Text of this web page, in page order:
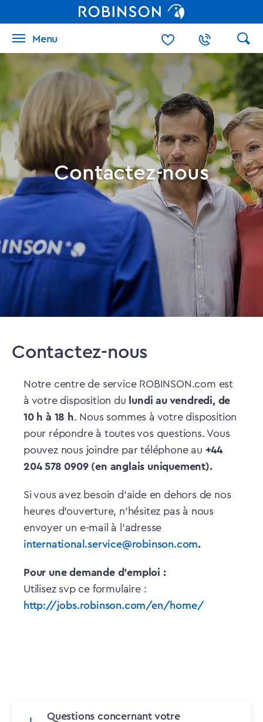
Menu
Contactez-nous
Contactez-nous
Notre centre de service ROBINSON.com est
à votre disposition du
lundi au vendredi, de
10 h à 18 h. Nous sommes à votre disposition
pour répondre à toutes vos questions. Vous
pouvez nous joindre par téléphone au +44
204 578 0909 (en anglais uniquement).
Si vous avez besoin d'aide en dehors de nos
heures d'ouverture, n'hésitez pas à nous
envoyer un e-mail à l'adresse
international.service@robinson.com.
Pour une demande d'emploi :
Utilisez svp ce formulaire :
http://jobs.robinson.com/en/home/
Questions concernant votre